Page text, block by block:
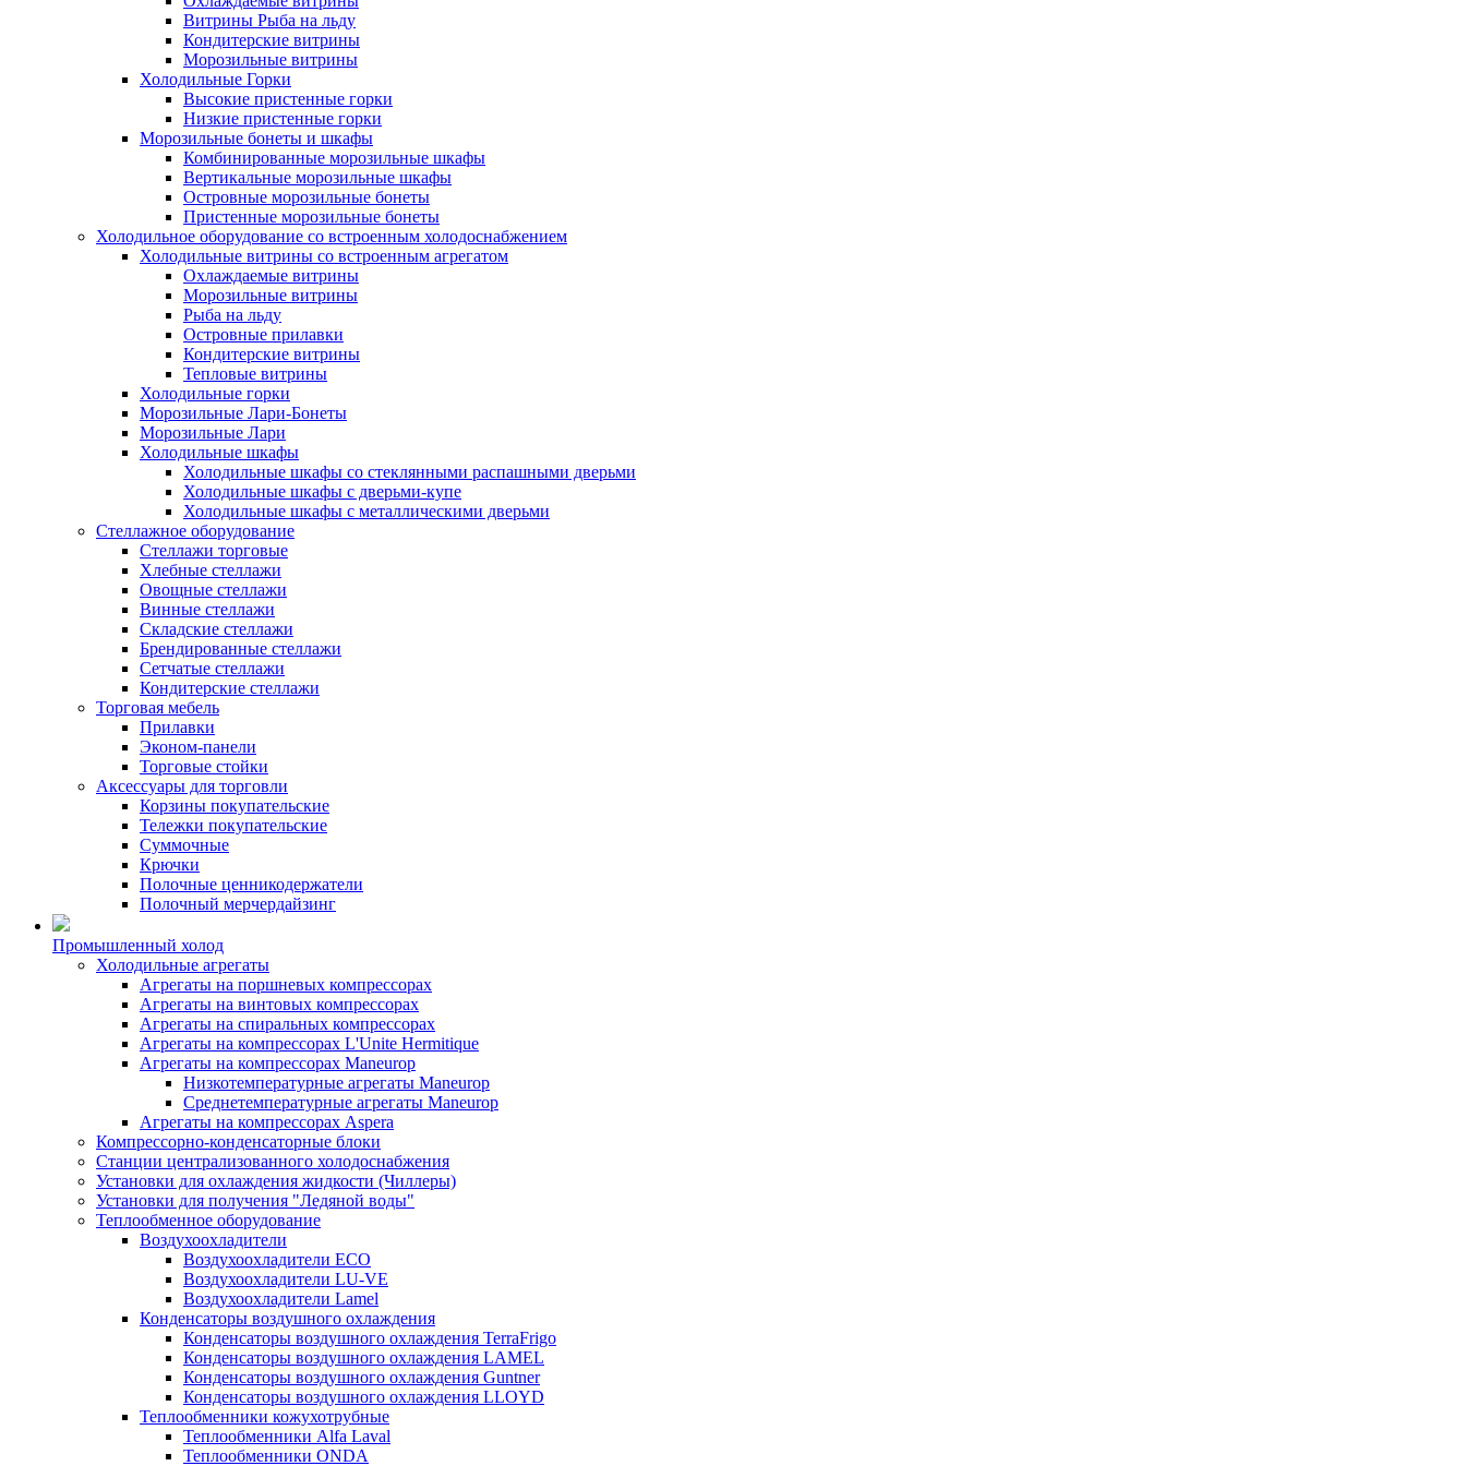
Витрины Рыба на льду
Кондитерские витрины
Морозильные витрины
Холодильные Горки
Высокие пристенные горки
Низкие пристенные горки
Морозильные бонеты и шкафы
Комбинированные морозильные шкафы
Вертикальные морозильные шкафы
Островные морозильные бонеты
Пристенные морозильные бонеты
Холодильное оборудование со встроенным холодоснабжением
Холодильные витрины со встроенным агрегатом
Охлаждаемые витрины
Морозильные витрины
Рыба на льду
Островные прилавки
Кондитерские витрины
Тепловые витрины
Холодильные горки
Морозильные Лари-Бонеты
Морозильные Лари
Холодильные шкафы
Холодильные шкафы со стеклянными распашными дверьми
Холодильные шкафы с дверьми-купе
Холодильные шкафы с металлическими дверьми
Стеллажное оборудование
Стеллажи торговые
Хлебные стеллажи
Овощные стеллажи
Винные стеллажи
Складские стеллажи
Брендированные стеллажи
Сетчатые стеллажи
Кондитерские стеллажи
Торговая мебель
Прилавки
Эконом-панели
Торговые стойки
Аксессуары для торговли
Корзины покупательские
Тележки покупательские
Суммочные
Крючки
Полочные ценникодержатели
Полочный мерчердайзинг
Промышленный холод
Холодильные агрегаты
Агрегаты на поршневых компрессорах
Агрегаты на винтовых компрессорах
Агрегаты на спиральных компрессорах
Агрегаты на компрессорах L'Unite Hermitique
Агрегаты на компрессорах Maneurop
Низкотемпературные агрегаты Maneurop
Среднетемпературные агрегаты Maneurop
Агрегаты на компрессорах Aspera
Компрессорно-конденсаторные блоки
Станции централизованного холодоснабжения
Установки для охлаждения жидкости (Чиллеры)
Установки для получения "Ледяной воды"
Теплообменное оборудование
Воздухоохладители
Воздухоохладители EСО
Воздухоохладители LU-VE
Воздухоохладители Lamel
Конденсаторы воздушного охлаждения
Конденсаторы воздушного охлаждения TerraFrigo
Конденсаторы воздушного охлаждения LAMEL
Конденсаторы воздушного охлаждения Guntner
Конденсаторы воздушного охлаждения LLOYD
Теплообменники кожухотрубные
Теплообменники Alfa Laval
Теплообменники ONDA